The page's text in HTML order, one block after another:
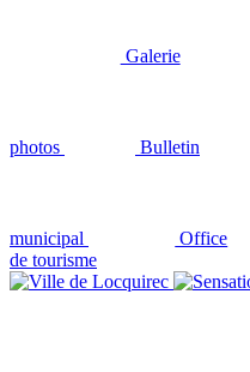
Galerie
photos Bulletin
municipal
Office
de tourisme